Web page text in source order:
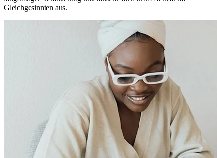
Gleichgesinnten aus.